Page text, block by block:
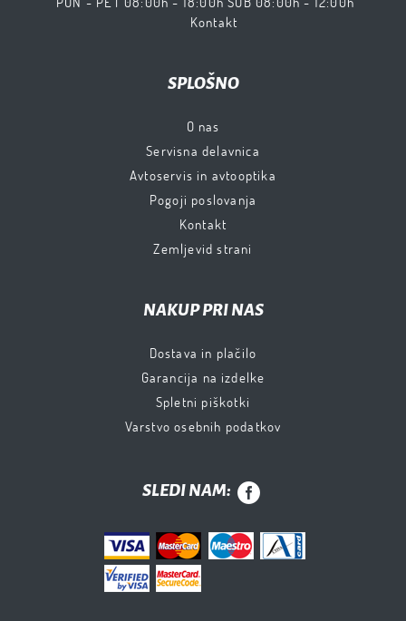
Kontakt
SPLOŠNO
O nas
Servisna delavnica
Avtoservis in avtooptika
Pogoji poslovanja
Kontakt
Zemljevid strani
NAKUP PRI NAS
Dostava in plačilo
Garancija na izdelke
Spletni piškotki
Varstvo osebnih podatkov
SLEDI NAM: